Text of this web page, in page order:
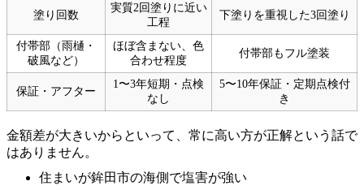
塗り回数
実質2回塗りに近い
工程
下塗りを重視した3回塗り
付帯部（雨樋・
破風など）
ほぼ含まない、色
合わせ程度
付帯部もフル塗装
保証・アフター
1〜3年短期・点検
なし
5〜10年保証・定期点検付
き
金額差が大きいからといって、常に高い方が正解という話で
はありません。
住まいが鉾田市の海側で塩害が強い